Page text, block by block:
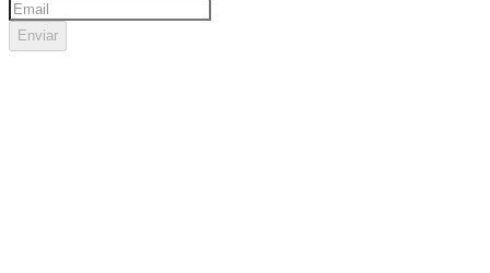
Enviar